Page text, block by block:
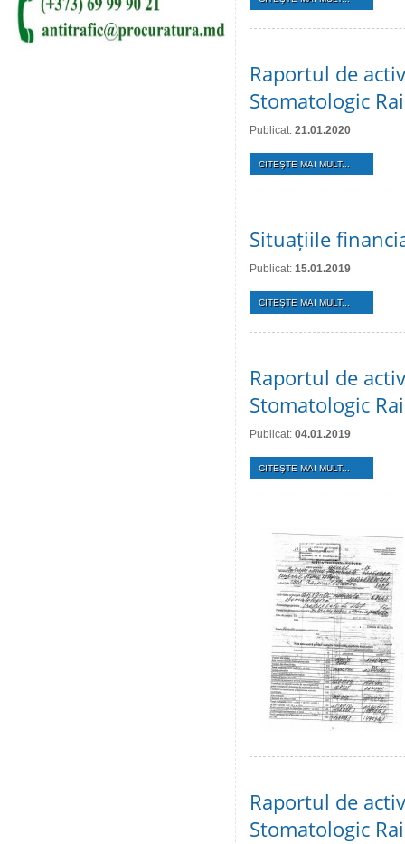
Raportul de
Stomatologic
Publicat: 21.01.2020
CITEŞTE MAI MULT...
Situațiile
Publicat: 15.01.2019
CITEŞTE MAI MULT...
Raportul de
Stomatologic
Publicat: 04.01.2019
CITEŞTE MAI MULT...
Raportul de
Stomatologic